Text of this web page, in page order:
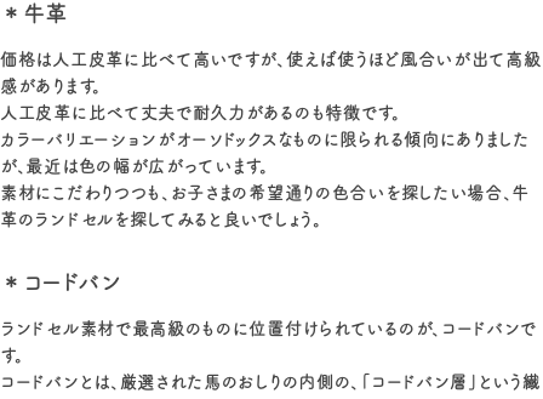
＊牛革
価格は人工皮革に比べて高いですが、使えば使うほど風合いが出て高級
感があります。
人工皮革に比べて丈夫で耐久力があるのも特徴です。
カラーバリエーションがオーソドックスなものに限られる傾向にありました
が、最近は色の幅が広がっています。
素材にこだわりつつも、お子さまの希望通りの色合いを探したい場合、牛
革のランドセルを探してみると良いでしょう。
＊コードバン
ランドセル素材で最高級のものに位置付けられているのが、コードバンで
す。
コードバンとは、厳選された馬のおしりの内側の、「コードバン層」という繊